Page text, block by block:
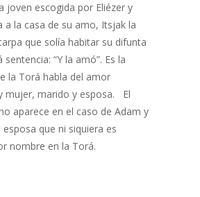
joven escogida por Eliézer y
a la casa de su amo, Itsjak la
que solía habitar su difunta
“Y la amó”. Es la
la Torá habla del amor
mujer, marido y esposa. El
aparece en el caso de Adam y
esposa que ni siquiera es
nombre en la Torá.